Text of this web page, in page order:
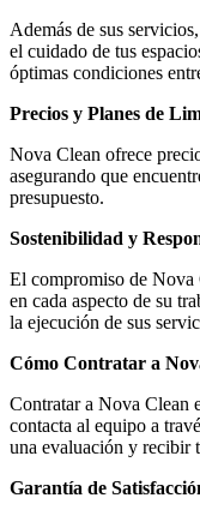
Además de sus
el cuidado de tus
óptimas condiciones
Precios y Planes de
Nova Clean ofrece
asegurando que
presupuesto.
Sostenibilidad y
El compromiso de Nova
en cada aspecto de su
la ejecución de sus
Cómo Contratar a
Contratar a Nova Clean
contacta al equipo a
una evaluación y recibir
Garantía de